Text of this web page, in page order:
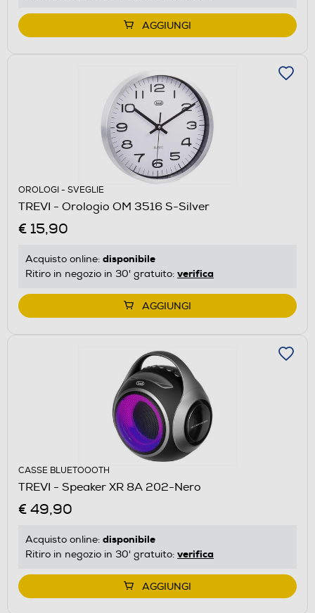
AGGIUNGI
OROLOGI - SVEGLIE
TREVI - Orologio OM 3516 S-Silver
€ 15,90
Acquisto online: disponibile
Ritiro in negozio in 30' gratuito: verifica
AGGIUNGI
CASSE BLUETOOOTH
TREVI - Speaker XR 8A 202-Nero
€ 49,90
Acquisto online: disponibile
Ritiro in negozio in 30' gratuito: verifica
AGGIUNGI